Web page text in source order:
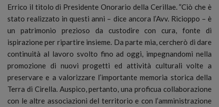
Errico il titolo di Presidente Onorario della Cerillae. ”Ciò che è
stato realizzato in questi anni – dice ancora l’Avv. Ricioppo – è
un patrimonio prezioso da custodire con cura, fonte di
ispirazione per ripartire insieme. Da parte mia, cercherò di dare
continuità al lavoro svolto fino ad oggi, impegnandomi nella
promozione di nuovi progetti ed attività culturali volte a
preservare e a valorizzare l’importante memoria storica della
Terra di Cirella. Auspico, pertanto, una proficua collaborazione
con le altre associazioni del territorio e con l’amministrazione